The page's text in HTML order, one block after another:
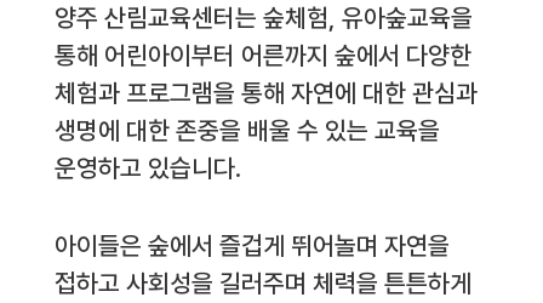
양주 산림교육센터는 숲체험, 유아숲교육을
통해 어린아이부터 어른까지 숲에서 다양한
체험과 프로그램을 통해 자연에 대한 관심과
생명에 대한 존중을 배울 수 있는 교육을
운영하고 있습니다.
아이들은 숲에서 즐겁게 뛰어놀며 자연을
접하고 사회성을 길러주며 체력을 튼튼하게